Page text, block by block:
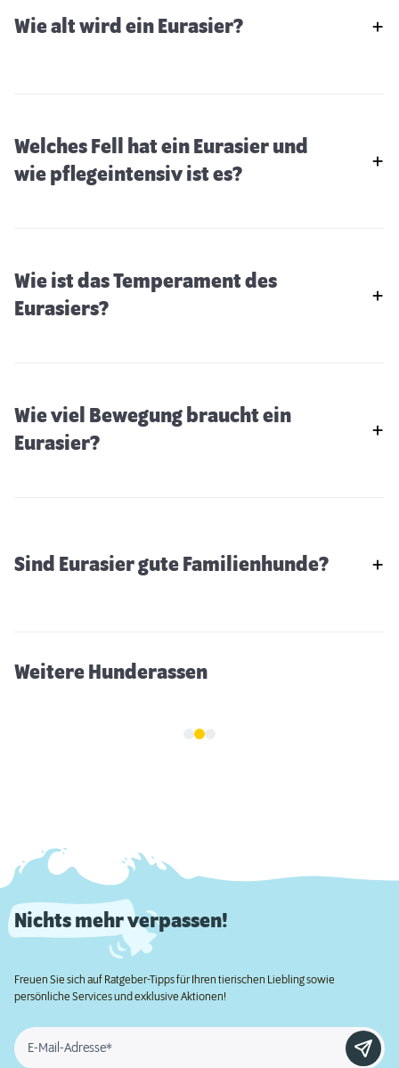
Wie alt wird ein Eurasier?
Welches Fell hat ein Eurasier und
wie pflegeintensiv ist es?
Wie ist das Temperament des
Eurasiers?
Wie viel Bewegung braucht ein
Eurasier?
Sind Eurasier gute Familienhunde?
Weitere Hunderassen
Bologneser
Nichts mehr verpassen!
Freuen Sie sich auf Ratgeber-Tipps für Ihren tierischen Liebling sowie
persönliche Services und exklusive Aktionen!
E-Mail-Adresse*